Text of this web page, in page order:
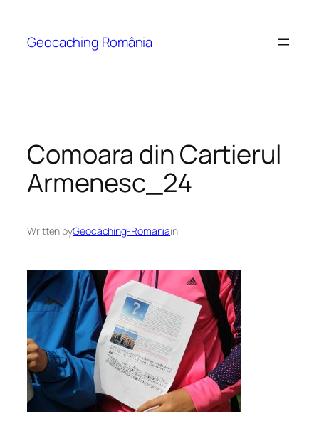
content
Geocaching România
Comoara din Cartierul
Armenesc_24
Written byGeocaching-Romaniain